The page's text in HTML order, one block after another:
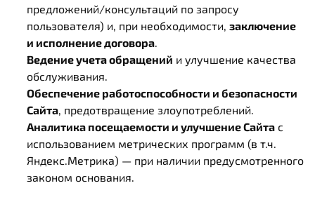
предложений/консультаций по запросу
пользователя) и, при необходимости, заключение
и исполнение договора.
Ведение учета обращений и улучшение качества
обслуживания.
Обеспечение работоспособности и безопасности
Сайта, предотвращение злоупотреблений.
Аналитика посещаемости и улучшение Сайта с
использованием метрических программ (в т.ч.
Яндекс.Метрика) — при наличии предусмотренного
законом основания.